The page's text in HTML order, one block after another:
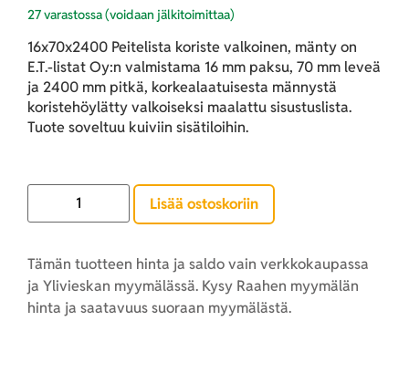
27 varastossa (voidaan jälkitoimittaa)
16x70x2400 Peitelista koriste valkoinen, mänty on
E.T.-listat Oy:n valmistama 16 mm paksu, 70 mm leveä
ja 2400 mm pitkä, korkealaatuisesta männystä
koristehöylätty valkoiseksi maalattu sisustuslista.
Tuote soveltuu kuiviin sisätiloihin.
Lisää ostoskoriin
Tämän tuotteen hinta ja saldo vain verkkokaupassa
ja Ylivieskan myymälässä. Kysy Raahen myymälän
hinta ja saatavuus suoraan myymälästä.